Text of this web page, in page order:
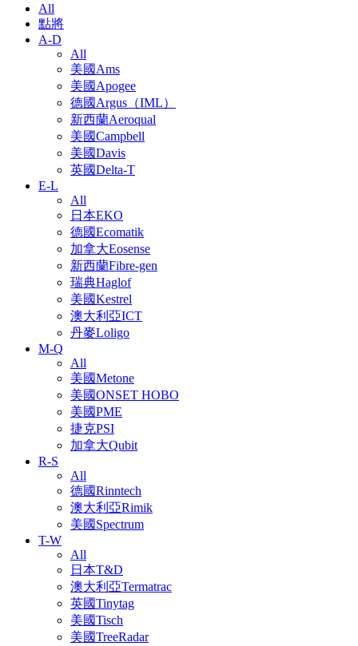
All
點將
A-D
All
美國Ams
美國Apogee
德國Argus（IML）
新西蘭Aeroqual
美國Campbell
美國Davis
英國Delta-T
E-L
All
日本EKO
德國Ecomatik
加拿大Eosense
新西蘭Fibre-gen
瑞典Haglof
美國Kestrel
澳大利亞ICT
丹麥Loligo
M-Q
All
美國Metone
美國ONSET HOBO
美國PME
捷克PSI
加拿大Qubit
R-S
All
德國Rinntech
澳大利亞Rimik
美國Spectrum
T-W
All
日本T&D
澳大利亞Termatrac
英國Tinytag
美國Tisch
美國TreeRadar